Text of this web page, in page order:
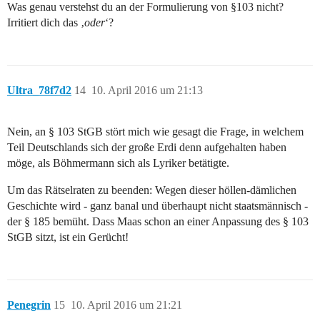
Was genau verstehst du an der Formulierung von §103 nicht?
Irritiert dich das ‚oder‘?
Ultra_78f7d2 10. April 2016 um 21:13
14
Nein, an § 103 StGB stört mich wie gesagt die Frage, in welchem
Teil Deutschlands sich der große Erdi denn aufgehalten haben
möge, als Böhmermann sich als Lyriker betätigte.
Um das Rätselraten zu beenden: Wegen dieser höllen-dämlichen
Geschichte wird - ganz banal und überhaupt nicht staatsmännisch -
der § 185 bemüht. Dass Maas schon an einer Anpassung des § 103
StGB sitzt, ist ein Gerücht!
Penegrin 10. April 2016 um 21:21
15